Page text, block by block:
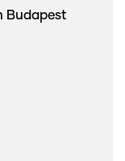
Budapest